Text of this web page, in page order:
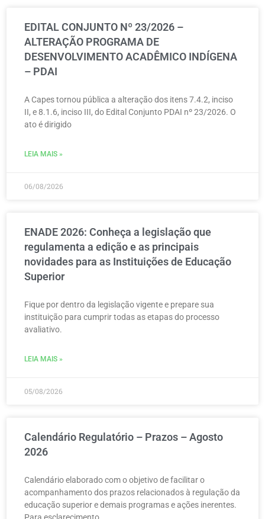
EDITAL CONJUNTO Nº 23/2026 –
ALTERAÇÃO PROGRAMA DE
DESENVOLVIMENTO ACADÊMICO INDÍGENA
– PDAI
A Capes tornou pública a alteração dos itens 7.4.2, inciso
II, e 8.1.6, inciso III, do Edital Conjunto PDAI nº 23/2026. O
ato é dirigido
LEIA MAIS »
06/08/2026
ENADE 2026: Conheça a legislação que
regulamenta a edição e as principais
novidades para as Instituições de Educação
Superior
Fique por dentro da legislação vigente e prepare sua
instituição para cumprir todas as etapas do processo
avaliativo.
LEIA MAIS »
05/08/2026
Calendário Regulatório – Prazos – Agosto
2026
Calendário elaborado com o objetivo de facilitar o
acompanhamento dos prazos relacionados à regulação da
educação superior e demais programas e ações inerentes.